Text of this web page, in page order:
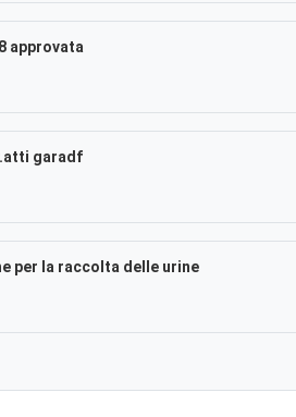
approvata
garadf
per la raccolta delle urine